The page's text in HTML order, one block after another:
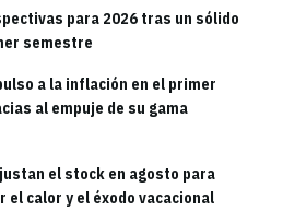
para 2026 tras un sólido
semestre
a la inflación en el primer
al empuje de su gama
el stock en agosto para
calor y el éxodo vacacional